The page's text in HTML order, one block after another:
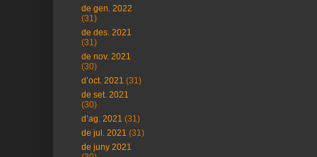
de gen. 2022
(31)
de des. 2021
(31)
de nov. 2021
(30)
d’oct. 2021 (31)
de set. 2021
(30)
d’ag. 2021 (31)
de jul. 2021 (31)
de juny 2021